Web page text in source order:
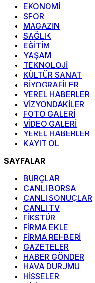
EKONOMİ
SPOR
MAGAZİN
SAĞLIK
EĞİTİM
YAŞAM
TEKNOLOJİ
KÜLTÜR SANAT
BİYOGRAFİLER
YEREL HABERLER
VİZYONDAKİLER
FOTO GALERİ
VİDEO GALERİ
YEREL HABERLER
KAYIT OL
SAYFALAR
BURÇLAR
CANLI BORSA
CANLI SONUÇLAR
CANLI TV
FİKSTÜR
FİRMA EKLE
FİRMA REHBERİ
GAZETELER
HABER GÖNDER
HAVA DURUMU
HİSSELER